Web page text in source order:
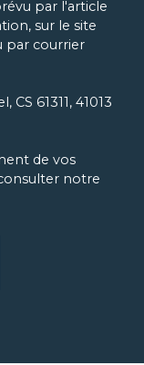
par l'article
sur le site
par courrier
61311, 41013
de vos
notre